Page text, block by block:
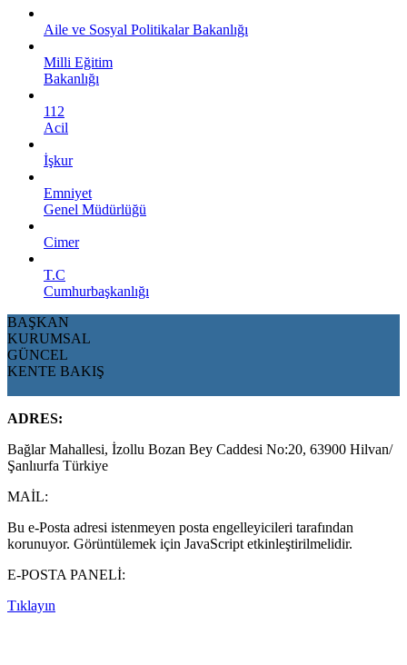
Aile ve Sosyal Politikalar Bakanlığı
Milli Eğitim
Bakanlığı
112
Acil
İşkur
Emniyet
Genel Müdürlüğü
Cimer
T.C
Cumhurbaşkanlığı
BAŞKAN
KURUMSAL
GÜNCEL
KENTE BAKIŞ
ADRES:
Bağlar Mahallesi, İzollu Bozan Bey Caddesi No:20, 63900 Hilvan/
Şanlıurfa Türkiye
MAİL:
Bu e-Posta adresi istenmeyen posta engelleyicileri tarafından
korunuyor. Görüntülemek için JavaScript etkinleştirilmelidir.
E-POSTA PANELİ:
Tıklayın